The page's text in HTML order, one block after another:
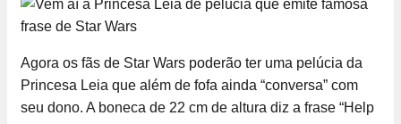
Agora os fãs de Star Wars poderão ter uma pelúcia da
Princesa Leia que além de fofa ainda “conversa” com
seu dono. A boneca de 22 cm de altura diz a frase “Help